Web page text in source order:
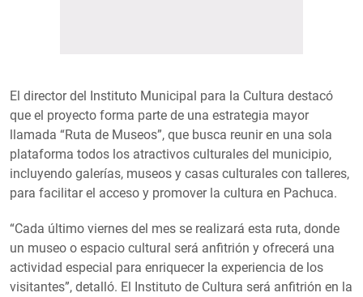
El director del Instituto Municipal para la Cultura destacó
que el proyecto forma parte de una estrategia mayor
llamada “Ruta de Museos”, que busca reunir en una sola
plataforma todos los atractivos culturales del municipio,
incluyendo galerías, museos y casas culturales con talleres,
para facilitar el acceso y promover la cultura en Pachuca.
“Cada último viernes del mes se realizará esta ruta, donde
un museo o espacio cultural será anfitrión y ofrecerá una
actividad especial para enriquecer la experiencia de los
visitantes”, detalló. El Instituto de Cultura será anfitrión en la